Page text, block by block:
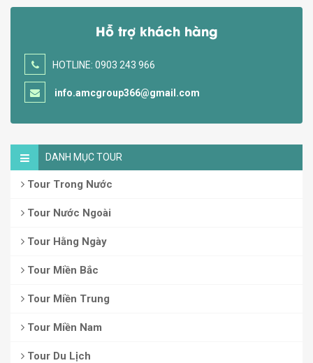
Hỗ trợ khách hàng
HOTLINE: 0903 243 966
info.amcgroup366@gmail.com
DANH MỤC TOUR
Tour Trong Nước
Tour Nước Ngoài
Tour Hằng Ngày
Tour Miền Bắc
Tour Miền Trung
Tour Miền Nam
Tour Du Lịch